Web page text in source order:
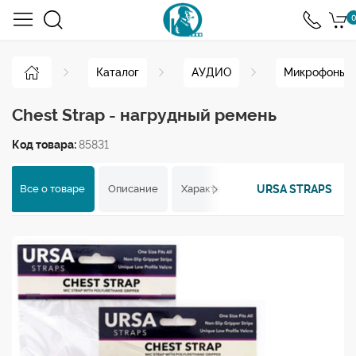
0
Каталог АУДИО Микрофоны
Chest Strap - нагрудный ремень
Код товара:85831
Все о товаре Описание Характеристики Отзывы
URSA STRAPS